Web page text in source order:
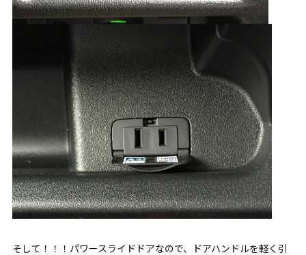
そして！！！パワースライドドアなので、ドアハンドルを軽く引